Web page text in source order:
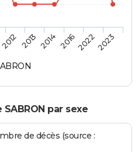
2012 2013 2014 201620222023
par sexe
de décès (source :